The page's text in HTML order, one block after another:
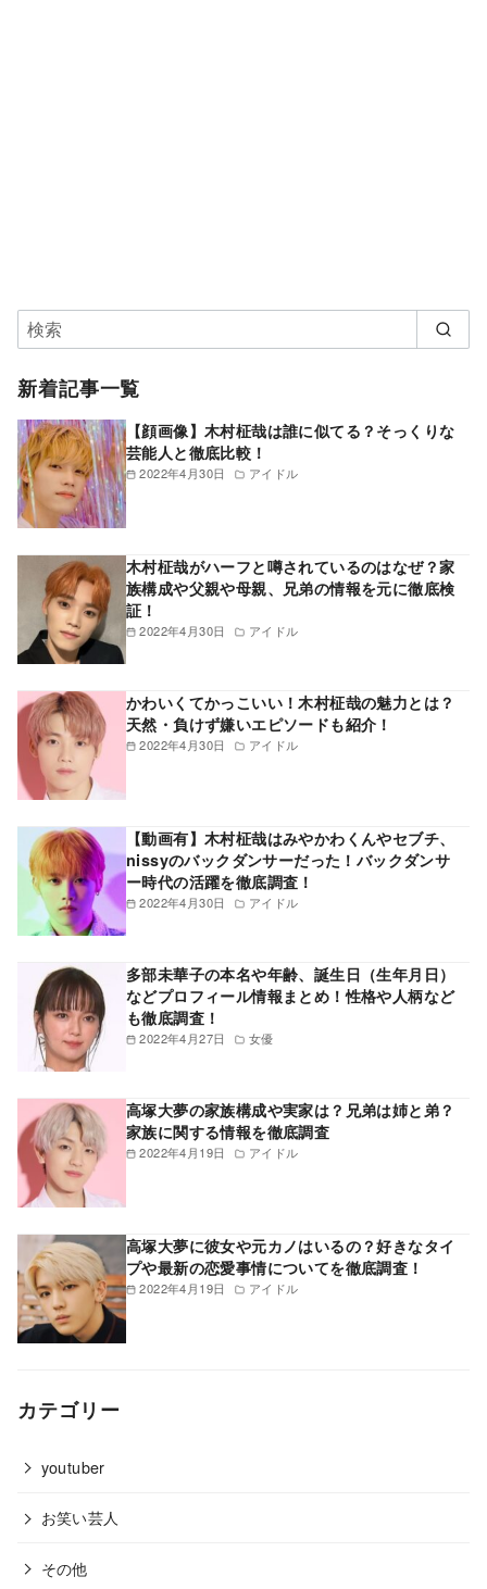
新着記事一覧
2022年4月30日 アイドル
【顔画像】木村柾哉は誰に似てる？そっくりな
芸能人と徹底比較！
2022年4月30日 アイドル
木村柾哉がハーフと噂されているのはなぜ？家
族構成や父親や母親、兄弟の情報を元に徹底検
証！
2022年4月30日 アイドル
かわいくてかっこいい！木村柾哉の魅力とは？
天然・負けず嫌いエピソードも紹介！
2022年4月30日 アイドル
【動画有】木村柾哉はみやかわくんやセブチ、
nissyのバックダンサーだった！バックダンサ
ー時代の活躍を徹底調査！
2022年4月27日 女優
多部未華子の本名や年齢、誕生日（生年月日）
などプロフィール情報まとめ！性格や人柄など
も徹底調査！
2022年4月19日 アイドル
高塚大夢の家族構成や実家は？兄弟は姉と弟？
家族に関する情報を徹底調査
2022年4月19日 アイドル
高塚大夢に彼女や元カノはいるの？好きなタイ
プや最新の恋愛事情についてを徹底調査！
カテゴリー
youtuber
お笑い芸人
その他